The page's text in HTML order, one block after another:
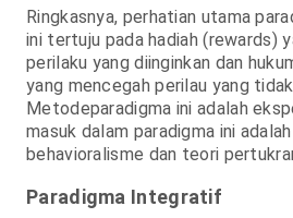
Ringkasnya, perhatian utama
ini tertuju pada hadiah (rewards)
perilaku yang diinginkan dan
yang mencegah perilau yang
Metodeparadigma ini adalah
masuk dalam paradigma ini
behavioralisme dan teori
Paradigma Integratif